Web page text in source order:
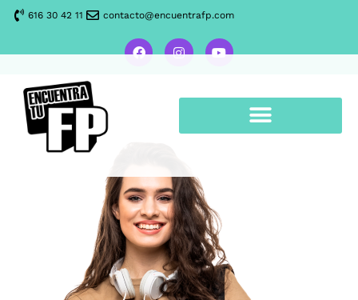
616 30 42 11 contacto@encuentrafp.com